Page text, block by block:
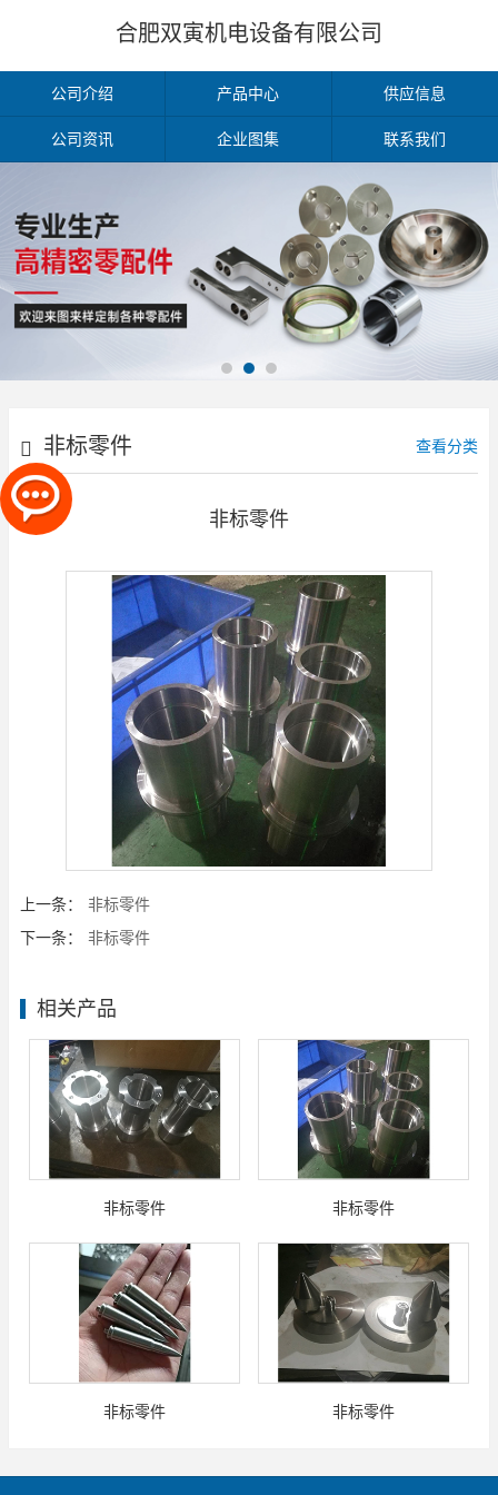
合肥双寅机电设备有限公司
公司介绍 产品中心 供应信息
公司资讯 企业图集 联系我们
非标零件 查看分类
非标零件
上一条：
非标零件
下一条：
非标零件
相关产品
非标零件 非标零件
非标零件 非标零件